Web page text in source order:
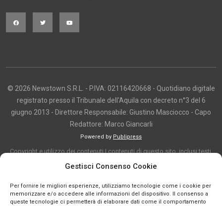
Gestisci Consenso Cookie
Per fornire le migliori esperienze, utilizziamo tecnologie come i cookie per
memorizzare e/o accedere alle informazioni del dispositivo. Il consenso a
queste tecnologie ci permetterà di elaborare dati come il comportamento
© 2026 Newstown S.R.L. - P.IVA: 02116420668 - Quotidiano digitale
registrato presso il Tribunale dell'Aquila con decreto n°3 del 6
giugno 2013 - Direttore Responsabile: Giustino Masciocco - Capo
Redattore: Marco Giancarli
Powered by Publipress
Copyright e utilizzo dei contenuti I contenuti di questo sito, inclusi testi,
articoli, immagini, fotografie, video e grafica, sono protetti da copyright e
indicazione. La riproduzione totale o parziale dei contenuti è consentita
solo previa autorizzazione o citando chiaramente la fonte, con link diretto